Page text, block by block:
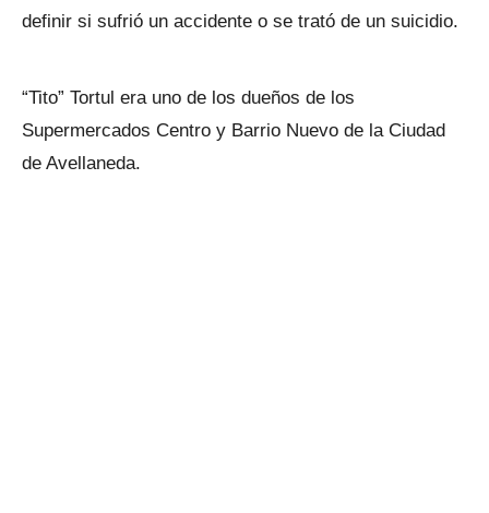
definir si sufrió un accidente o se trató de un suicidio.
“Tito” Tortul era uno de los dueños de los
Supermercados Centro y Barrio Nuevo de la Ciudad
de Avellaneda.